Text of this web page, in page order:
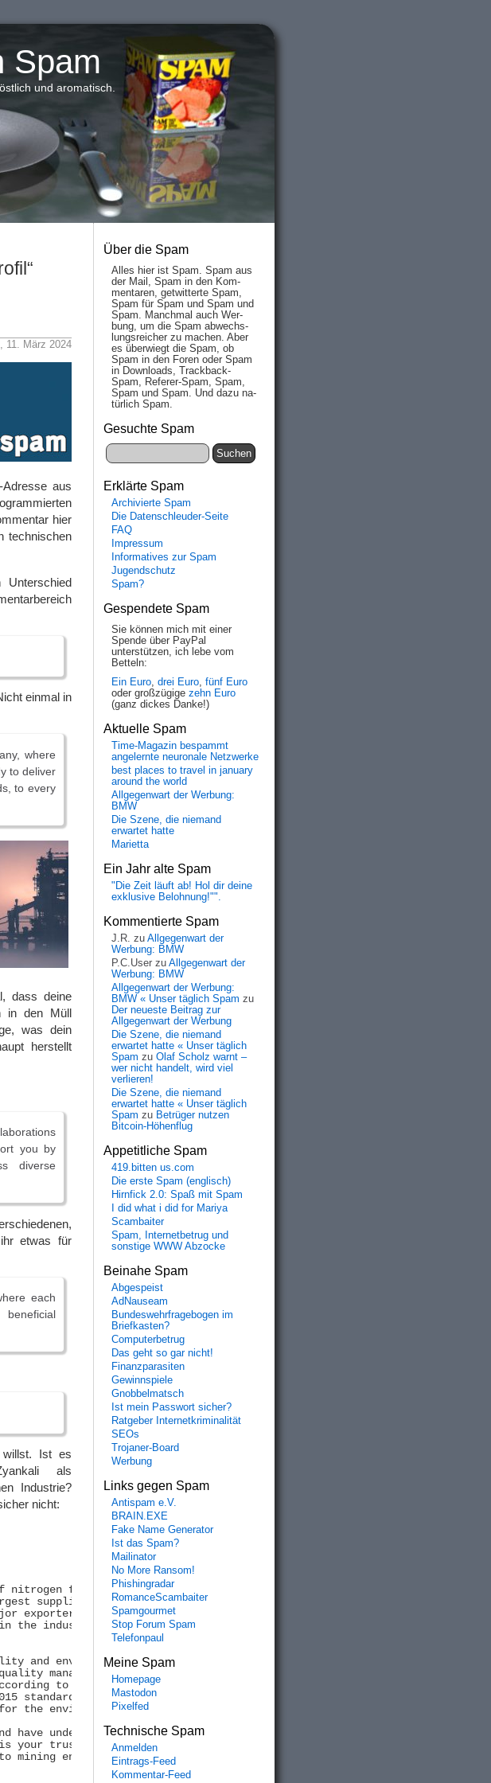
Spam
und aromatisch.
11. März 2024
aus
hier
technischen
einmal in
where
to deliver
to every
dass deine
in den Müll
was dein
herstellt
you by
diverse
etwas für
each
willst. Ist es
als
Industrie?
nicht:
nitrogen fertilizers
supplier of
exporter of urea in
the industrial
and environmental
management and
to ISO
standards,
the environment.
have undergone
your trusted partner
mining enterprises
Über die Spam
Alles hier ist Spam. Spam aus
der Mail, Spam in den Kom­
men­taren, ge­twit­ter­te Spam,
Spam für Spam und Spam und
Spam. Manch­mal auch Wer­
bung, um die Spam ab­wechs­
lungs­reich­er zu mach­en. Aber
es über­wiegt die Spam, ob
Spam in den Fo­ren oder Spam
in Down­loads, Track­back-
Spam, Re­fe­rer-Spam, Spam,
Spam und Spam. Und da­zu na­
tür­lich Spam.
Gesuchte Spam
Erklärte Spam
Archivierte Spam
Die Datenschleuder-Seite
FAQ
Impressum
Informatives zur Spam
Jugendschutz
Spam?
Gespendete Spam
Sie können mich mit einer
Spende über PayPal
unterstützen, ich lebe vom
Betteln:
Ein Euro, drei Euro, fünf Euro
oder großzügige zehn Euro
(ganz dickes Danke!)
Aktuelle Spam
Time-Magazin bespammt
angelernte neuronale Netzwerke
best places to travel in january
around the world
Allgegenwart der Werbung:
BMW
Die Szene, die niemand
erwartet hatte
Marietta
Ein Jahr alte Spam
"Die Zeit läuft ab! Hol dir deine
exklusive Belohnung!"".
Kommentierte Spam
J.R. zu Allgegenwart der
Werbung: BMW
P.C.User zu Allgegenwart der
Werbung: BMW
Allgegenwart der Werbung:
BMW « Unser täglich Spam zu
Der neueste Beitrag zur
Allgegenwart der Werbung
Die Szene, die niemand
erwartet hatte « Unser täglich
Spam zu Olaf Scholz warnt –
wer nicht handelt, wird viel
verlieren!
Die Szene, die niemand
erwartet hatte « Unser täglich
Spam zu Betrüger nutzen
Bitcoin-Höhenflug
Appetitliche Spam
419.bitten us.com
Die erste Spam (englisch)
Hirnfick 2.0: Spaß mit Spam
I did what i did for Mariya
Scambaiter
Spam, Internetbetrug und
sonstige WWW Abzocke
Beinahe Spam
Abgespeist
AdNauseam
Bundeswehrfragebogen im
Briefkasten?
Computerbetrug
Das geht so gar nicht!
Finanzparasiten
Gewinnspiele
Gnobbelmatsch
Ist mein Passwort sicher?
Ratgeber Internetkriminalität
SEOs
Trojaner-Board
Werbung
Links gegen Spam
Antispam e.V.
BRAIN.EXE
Fake Name Generator
Ist das Spam?
Mailinator
No More Ransom!
Phishingradar
RomanceScambaiter
Spamgourmet
Stop Forum Spam
Telefonpaul
Meine Spam
Homepage
Mastodon
Pixelfed
Technische Spam
Anmelden
Eintrags-Feed
Kommentar-Feed